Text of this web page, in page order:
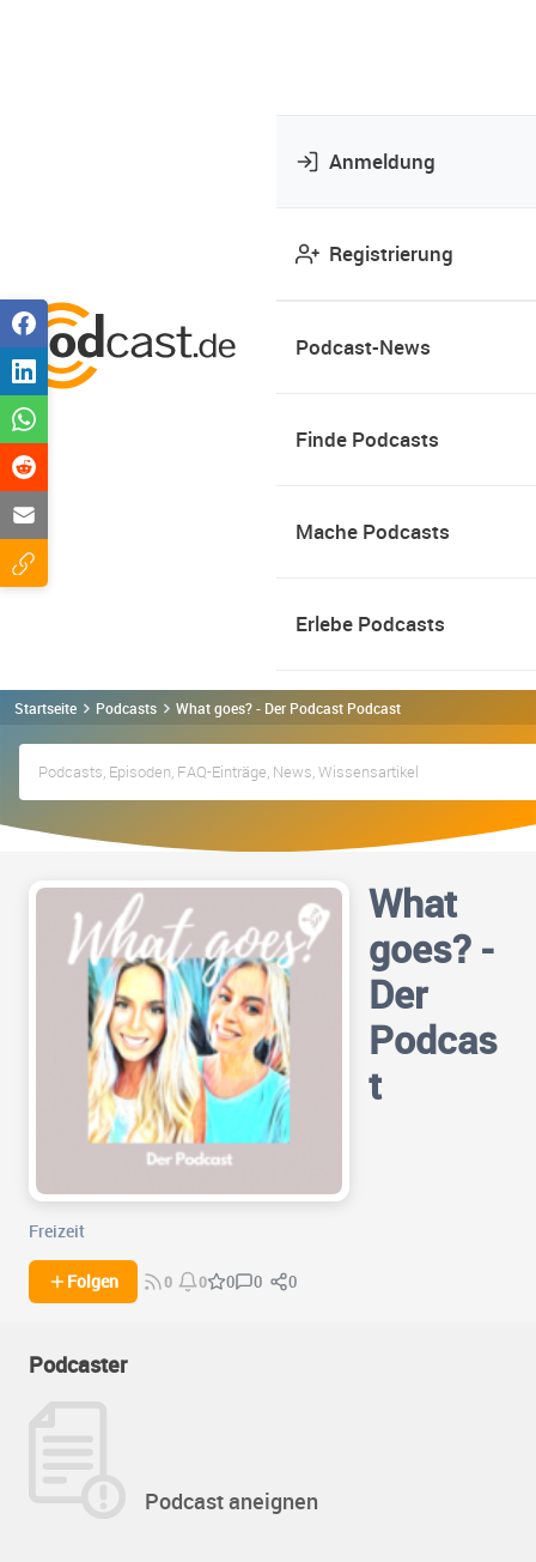
Anmeldung
Registrierung
Podcast-News
Finde Podcasts
Mache Podcasts
Erlebe Podcasts
Startseite Podcasts What goes? - Der Podcast Podcast
What
goes? -
Der
Podcas
t
Freizeit
Folgen 0 0 0 0 0
Podcaster
Podcast aneignen